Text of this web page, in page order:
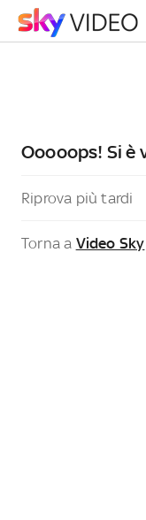
Ooooops! Si è
Riprova più tardi
Torna a Video Sky